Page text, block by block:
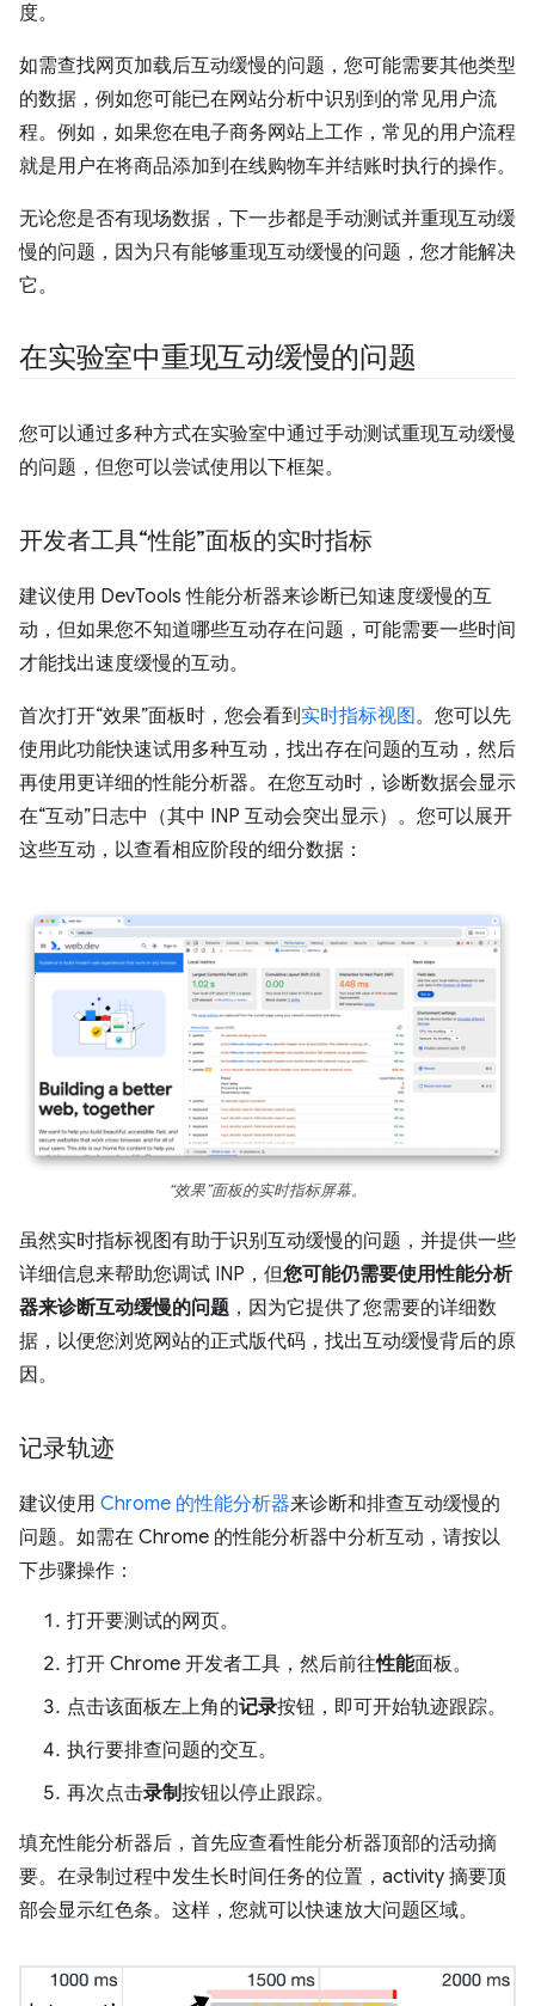
度。
如需查找网页加载后互动缓慢的问题，您可能需要其他类型
的数据，例如您可能已在网站分析中识别到的常见用户流
程。例如，如果您在电子商务网站上工作，常见的用户流程
就是用户在将商品添加到在线购物车并结账时执行的操作。
无论您是否有现场数据，下一步都是手动测试并重现互动缓
慢的问题，因为只有能够重现互动缓慢的问题，您才能解决
它。
在实验室中重现互动缓慢的问题
您可以通过多种方式在实验室中通过手动测试重现互动缓慢
的问题，但您可以尝试使用以下框架。
开发者工具“性能”面板的实时指标
建议使用 DevTools 性能分析器来诊断已知速度缓慢的互
动，但如果您不知道哪些互动存在问题，可能需要一些时间
才能找出速度缓慢的互动。
首次打开“效果”面板时，您会看到实时指标视图。您可以先
使用此功能快速试用多种互动，找出存在问题的互动，然后
再使用更详细的性能分析器。在您互动时，诊断数据会显示
在“互动”日志中（其中 INP 互动会突出显示）。您可以展开
这些互动，以查看相应阶段的细分数据：
“效果”面板的实时指标屏幕。
虽然实时指标视图有助于识别互动缓慢的问题，并提供一些
详细信息来帮助您调试 INP，但您可能仍需要使用性能分析
器来诊断互动缓慢的问题 ，因为它提供了您需要的详细数
据，以便您浏览网站的正式版代码，找出互动缓慢背后的原
因。
记录轨迹
建议使用 Chrome 的性能分析器来诊断和排查互动缓慢的
问题。如需在 Chrome 的性能分析器中分析互动，请按以
下步骤操作：
打开要测试的网页。
打开 Chrome 开发者工具，然后前往性能面板。
点击该面板左上角的记录按钮，即可开始轨迹跟踪。
执行要排查问题的交互。
再次点击录制按钮以停止跟踪。
填充性能分析器后，首先应查看性能分析器顶部的活动摘
要。在录制过程中发生长时间任务的位置，activity 摘要顶
部会显示红色条。这样，您就可以快速放大问题区域。